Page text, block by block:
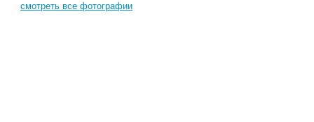
смотреть все фотографии